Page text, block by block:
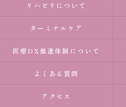
リハビリについて
ターミナルケア
医療DX推進体制について
よくある質問
アクセス